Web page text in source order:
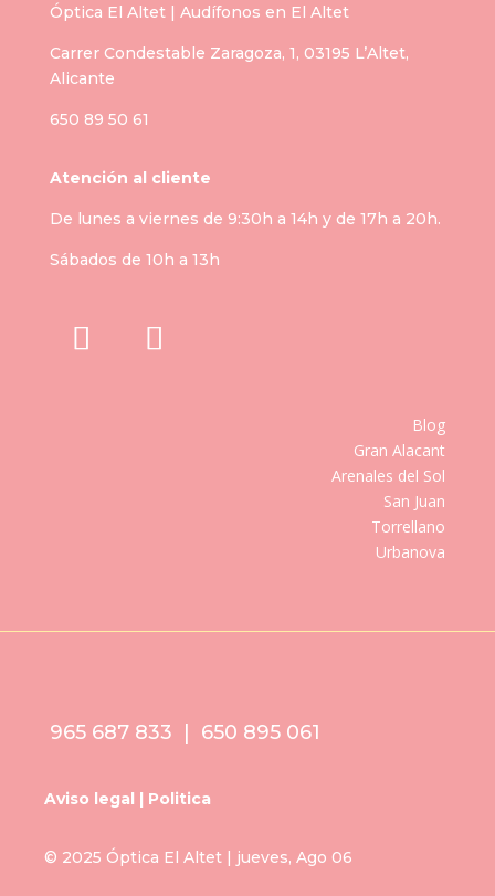
Óptica El Altet | Audífonos en El Altet
Carrer Condestable Zaragoza, 1, 03195 L’Altet,
Alicante
650 89 50 61
Atención al cliente
De lunes a viernes de 9:30h a 14h y de 17h a 20h.
Sábados de 10h a 13h
Blog
Gran Alacant
Arenales del Sol
San Juan
Torrellano
Urbanova
965 687 833 | 650 895 061
Aviso legal | Politica
© 2025 Óptica El Altet | jueves, Ago 06